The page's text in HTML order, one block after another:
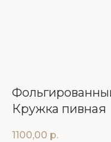
Кружка пивная
1100,00 р.